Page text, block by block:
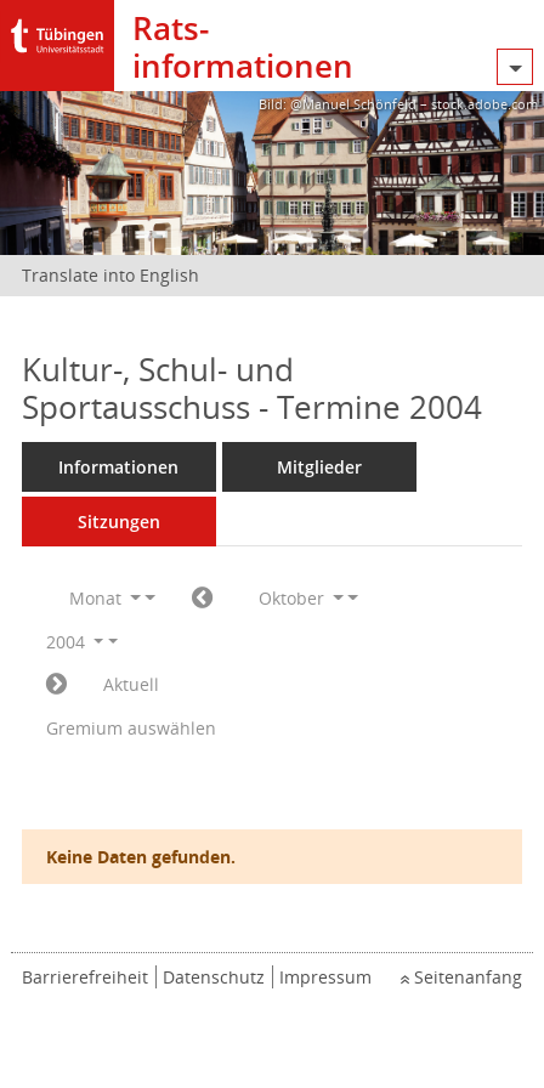
Rats­
informationen
Bild: @Manuel Schönfeld – stock.adobe.com
Translate into English
Kultur-, Schul- und
Sportausschuss - Termine 2004
Informationen Mitglieder
Sitzungen
Monat
Oktober
2004
Aktuell
Gremium auswählen
Keine Daten gefunden.
Barrierefreiheit Datenschutz Impressum Seitenanfang